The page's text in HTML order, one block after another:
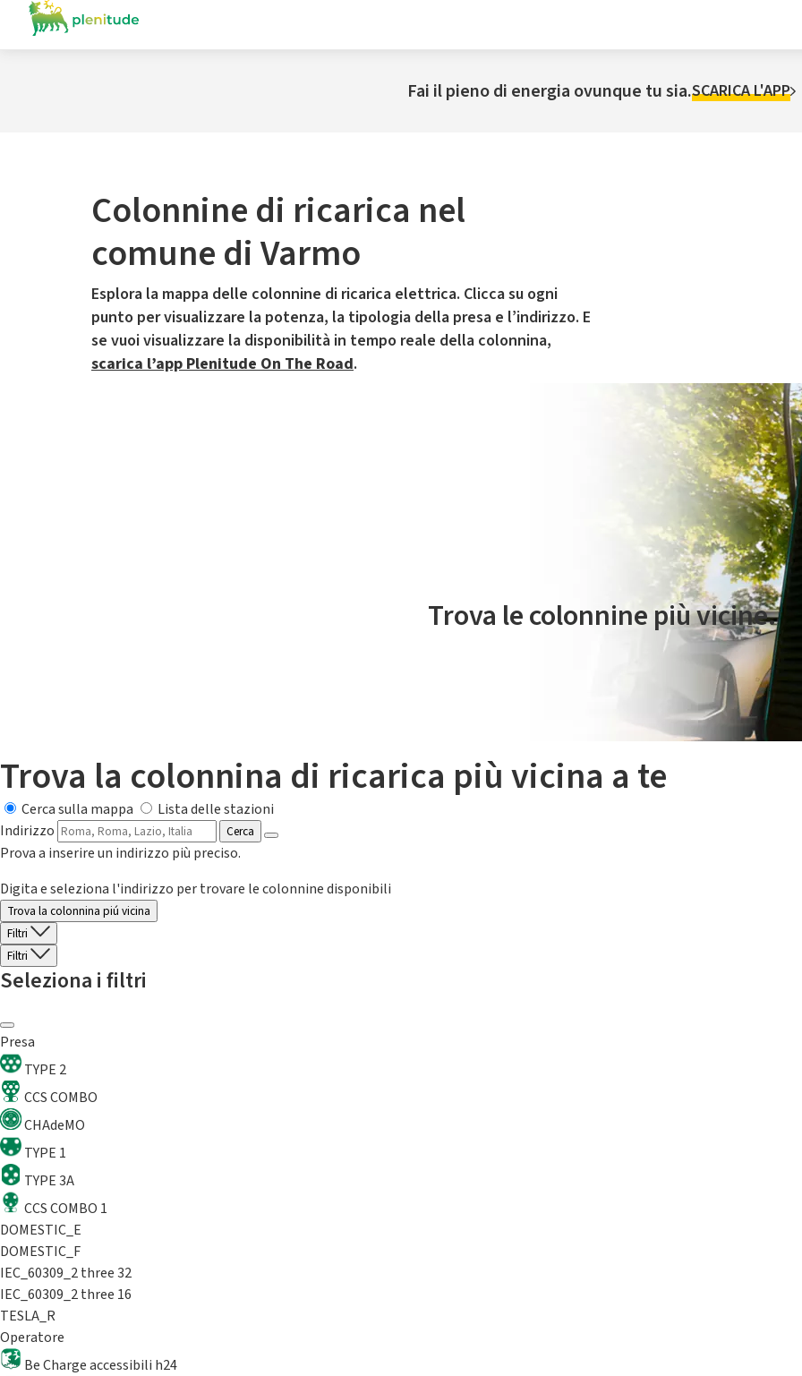
Fai il pieno di energia ovunque tu sia.SCARICA L'APP
Colonnine di ricarica nel
comune di Varmo
Esplora la mappa delle colonnine di ricarica elettrica. Clicca su ogni
punto per visualizzare la potenza, la tipologia della presa e l’indirizzo. E
se vuoi visualizzare la disponibilità in tempo reale della colonnina,
scarica l’app Plenitude On The Road.
Il servizio di mobilità elettrica è gestito da Plenitude On The Road
Trova le colonnine più vicine.
Trova la colonnina di ricarica più vicina a te
Cerca sulla mappa
Lista delle stazioni
Indirizzo
Cerca
Prova a inserire un indirizzo più preciso.
Digita e seleziona l'indirizzo per trovare le colonnine disponibili
Trova la colonnina piú vicina
Filtri
Filtri
Seleziona i filtri
Presa
TYPE 2
CCS COMBO
CHAdeMO
TYPE 1
TYPE 3A
CCS COMBO 1
DOMESTIC_E
DOMESTIC_F
IEC_60309_2 three 32
IEC_60309_2 three 16
TESLA_R
Operatore
Be Charge accessibili h24